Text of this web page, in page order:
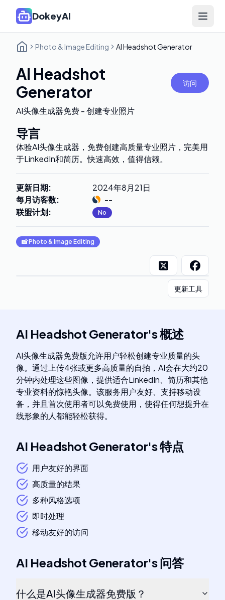
DokeyAI Open
Photo & Image Editing AI Headshot Generator
AI Headshot
Generator
访问
AI头像生成器免费 - 创建专业照片
导言
体验AI头像生成器，免费创建高质量专业照片，完美用
于LinkedIn和简历。快速高效，值得信赖。
更新日期:
2024年8月21日
每月访客数:
--
联盟计划: No
📸Photo & Image Editing
更新工具
AI Headshot Generator's概述
AI头像生成器免费版允许用户轻松创建专业质量的头
像。通过上传4张或更多高质量的自拍，AI会在大约20
分钟内处理这些图像，提供适合LinkedIn、简历和其他
专业资料的惊艳头像。该服务用户友好、支持移动设
备，并且首次使用者可以免费使用，使得任何想提升在
线形象的人都能轻松获得。
AI Headshot Generator's特点
用户友好的界面
高质量的结果
多种风格选项
即时处理
移动友好的访问
AI Headshot Generator's问答
什么是AI头像生成器免费版？